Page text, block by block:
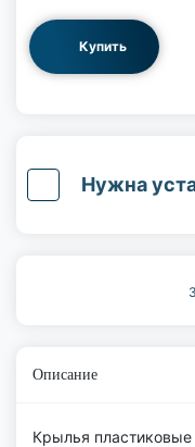
Купить
Нужна
Описание
Крылья